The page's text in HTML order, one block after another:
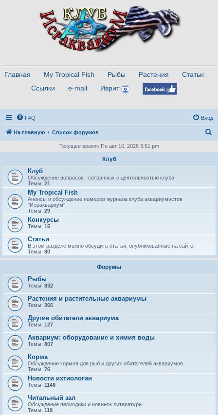
Главная My Tropical Fish Рыбы Растения
Статьи
Ссылки
e-mail Иврит
FAQ Вход
На главную Список форумов
с
Текущее время: Пн авг 10, 2026 3:51 pm
Клуб
Клуб
Обсуждение вопросов , связанных с деятельностью клуба.
Темы: 21
My Tropical Fish
Анонсы и обсуждение номеров журнала клуба аквариумистов
"Исраквариум"
Темы: 29
Конкурсы
Темы: 15
Статьи
В этом разделе можно обсудить статьи, опубликованные на сайте.
Темы: 80
Форумы
Рыбы
Темы: 832
Растения и растительные аквариумы
Темы: 366
Другие обитатели аквариума
Темы: 127
Аквариум: оборудование и химия воды
Темы: 807
Корма
Обсуждение кормов для рыб и других обитателей аквариумов
Темы: 76
Новости ихтиологии
Темы: 1148
Читальный зал
Обсуждение периодики и новинок литературы.
Темы: 119